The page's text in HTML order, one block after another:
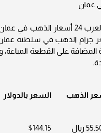
عمان
المصنعية (
المضافة على القطعة
الذهب السعر بالدولار
ريال $144.15